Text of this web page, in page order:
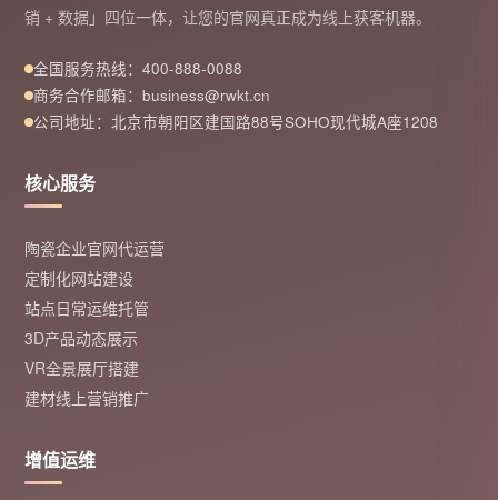
销 + 数据」四位一体，让您的官网真正成为线上获客机器。
全国服务热线：400-888-0088
商务合作邮箱：business@rwkt.cn
公司地址：北京市朝阳区建国路88号SOHO现代城A座1208
核心服务
陶瓷企业官网代运营
定制化网站建设
站点日常运维托管
3D产品动态展示
VR全景展厅搭建
建材线上营销推广
增值运维